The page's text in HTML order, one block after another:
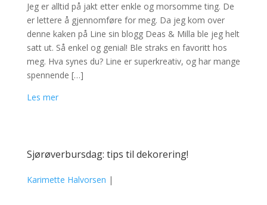
Jeg er alltid på jakt etter enkle og morsomme ting. De
er lettere å gjennomføre for meg. Da jeg kom over
denne kaken på Line sin blogg Deas & Milla ble jeg helt
satt ut. Så enkel og genial! Ble straks en favoritt hos
meg. Hva synes du? Line er superkreativ, og har mange
spennende […]
Les mer
Sjørøverbursdag: tips til dekorering!
Karimette Halvorsen |